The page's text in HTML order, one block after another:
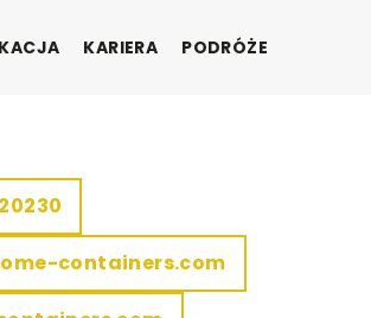
KARIERA PODRÓŻE
containers.com